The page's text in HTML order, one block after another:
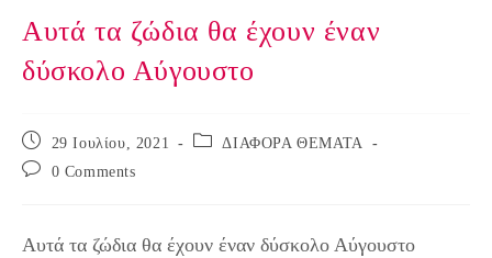
Αυτά τα ζώδια θα έχουν έναν
δύσκολο Αύγουστο
Post
published:
29 Ιουλίου, 2021
Post ΔΙΑΦΟΡΑ ΘΕΜΑΤΑ
Post
0 Comments
Αυτά τα ζώδια θα έχουν έναν δύσκολο Αύγουστο